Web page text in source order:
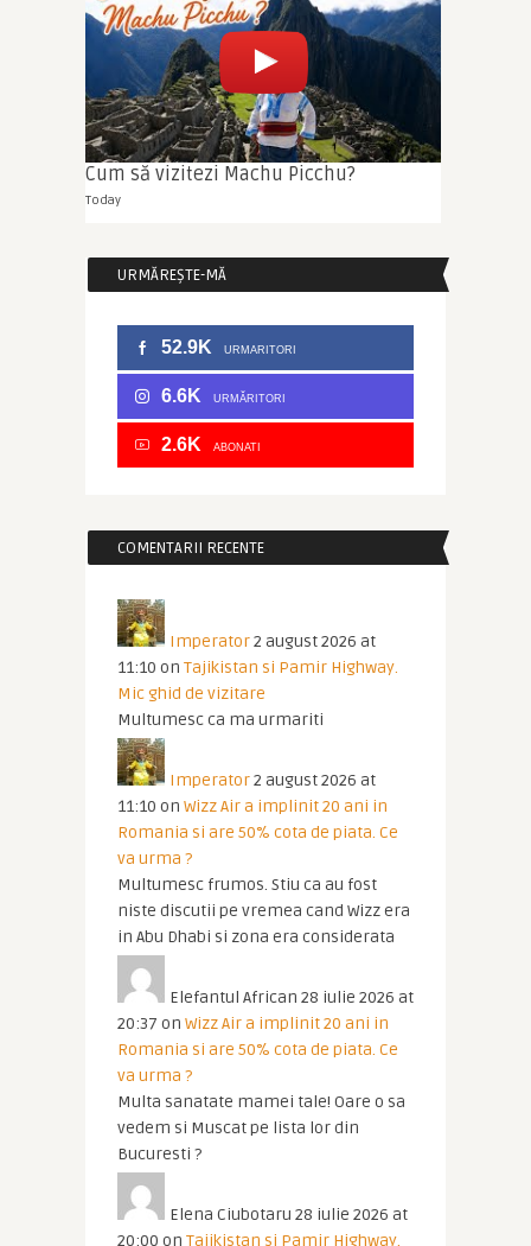
Cum să vizitezi Machu Picchu?
Today
URMĂREȘTE-MĂ
52.9K URMARITORI
6.6K URMĂRITORI
2.6K ABONATI
COMENTARII RECENTE
Imperator2 august 2026 at
11:10 on Tajikistan si Pamir Highway.
Mic ghid de vizitare
Multumesc ca ma urmariti
Imperator2 august 2026 at
11:10 on Wizz Air a implinit 20 ani in
Romania si are 50% cota de piata. Ce
va urma ?
Multumesc frumos. Stiu ca au fost
niste discutii pe vremea cand Wizz era
in Abu Dhabi si zona era considerata
Elefantul African 28 iulie 2026 at
20:37 on Wizz Air a implinit 20 ani in
Romania si are 50% cota de piata. Ce
va urma ?
Multa sanatate mamei tale! Oare o sa
vedem si Muscat pe lista lor din
Bucuresti ?
Elena Ciubotaru 28 iulie 2026 at
20:00 on Tajikistan si Pamir Highway.